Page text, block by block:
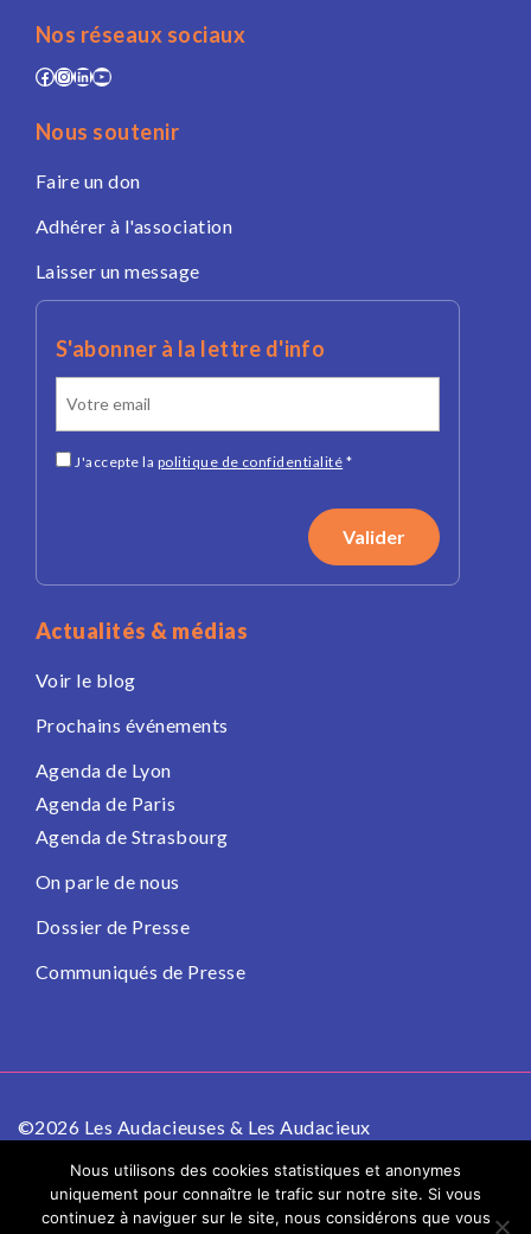
Nos réseaux sociaux
Facebook
Instagram
LinkedIn
YouTube
Nous soutenir
Faire un don
Adhérer à l'association
Laisser un message
S'abonner à la lettre d'info
J'accepte la politique de confidentialité *
Actualités & médias
Voir le blog
Prochains événements
Agenda de Lyon
Agenda de Paris
Agenda de Strasbourg
On parle de nous
Dossier de Presse
Communiqués de Presse
©2026 Les Audacieuses & Les Audacieux
Politique de confidentialité
Mentions légales
Nous utilisons des cookies statistiques et anonymes
uniquement pour connaître le trafic sur notre site. Si vous
continuez à naviguer sur le site, nous considérons que vous